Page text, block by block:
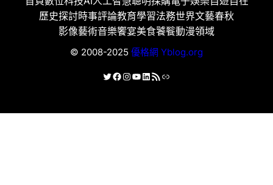
歷史探討時事評論教育學習法務世界文藝春秋
影像藝術音樂饗宴美食饕餮動漫領域
© 2008-2025 優格網 Yblog.org
X Facebook
Instagram
YouTube
LinkedIn
RSS 資訊提供連結